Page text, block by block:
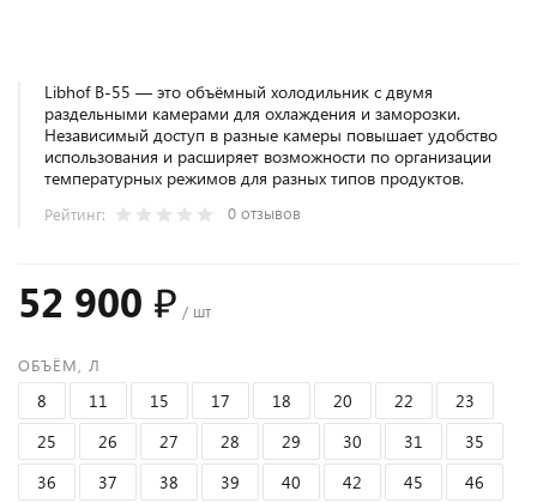
Libhof B-55 — это объёмный холодильник с двумя
раздельными камерами для охлаждения и заморозки.
Независимый доступ в разные камеры повышает удобство
использования и расширяет возможности по организации
температурных режимов для разных типов продуктов.
Рейтинг: 0 отзывов
52 900 ₽ / шт
ОБЪЁМ, Л
8 11 15 17 18 20 22
23
25
26 27 28 29 30 31
35
36
37 38 39 40 42 45
46